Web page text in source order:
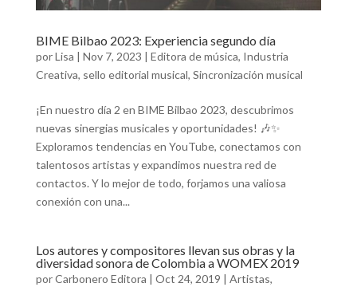
BIME Bilbao 2023: Experiencia segundo día
porLisa | Nov 7, 2023 | Editora de música, Industria
Creativa, sello editorial musical, Sincronización musical
¡En nuestro día 2 en BIME Bilbao 2023, descubrimos
nuevas sinergias musicales y oportunidades! 🎶✨
Exploramos tendencias en YouTube, conectamos con
talentosos artistas y expandimos nuestra red de
contactos. Y lo mejor de todo, forjamos una valiosa
conexión con una...
Los autores y compositores llevan sus obras y la
diversidad sonora de Colombia a WOMEX 2019
porCarbonero Editora | Oct 24, 2019 | Artistas,